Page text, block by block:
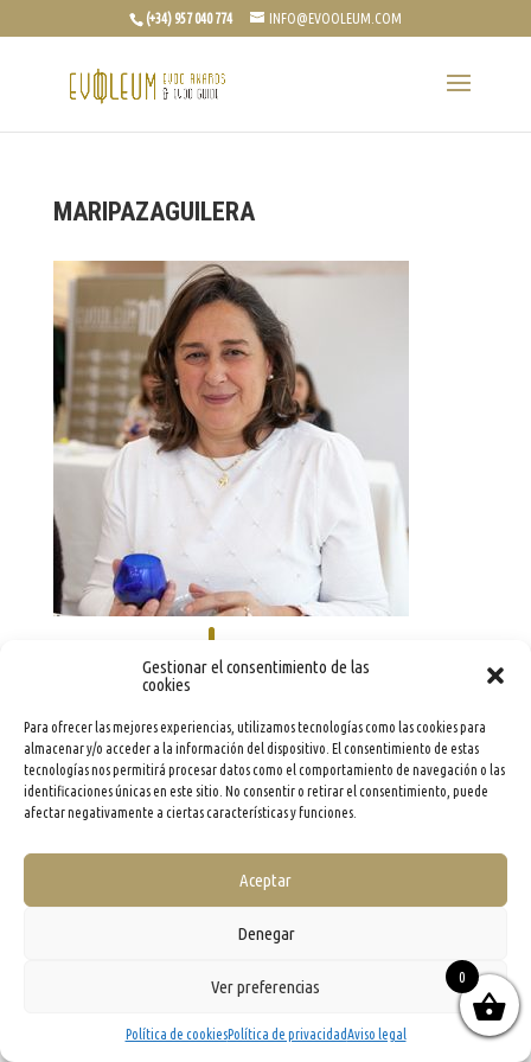
Gestionar el consentimiento de las
cookies
Para ofrecer las mejores experiencias, utilizamos tecnologías como las cookies para
almacenar y/o acceder a la información del dispositivo. El consentimiento de estas
tecnologías nos permitirá procesar datos como el comportamiento de navegación o las
identificaciones únicas en este sitio. No consentir o retirar el consentimiento, puede
afectar negativamente a ciertas características y funciones.
Aceptar
Denegar
Ver preferencias
Política de cookiesPolítica de privacidadAviso legal
(+34) 957 040 774 INFO@EVOOLEUM.COM
MARIPAZAGUILERA
info@evooleum.com· Tel. (+34) 957 040 774 ·Aviso legal·Política de Cookies·Política de
Privacidad ·Condiciones generales de contratación
0